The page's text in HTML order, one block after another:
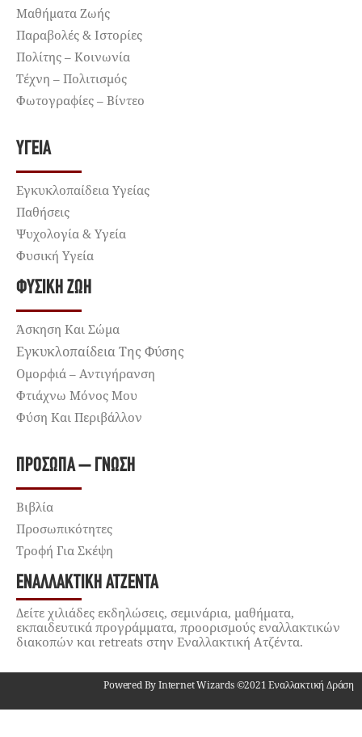
Μαθήματα Ζωής
Παραβολές & Ιστορίες
Πολίτης – Κοινωνία
Τέχνη – Πολιτισμός
Φωτογραφίες – Βίντεο
ΥΓΕΊΑ
Εγκυκλοπαίδεια Υγείας
Παθήσεις
Ψυχολογία & Υγεία
Φυσική Υγεία
ΦΥΣΙΚΉ ΖΩΉ
Άσκηση Και Σώμα
Εγκυκλοπαίδεια Της Φύσης
Ομορφιά – Αντιγήρανση
Φτιάχνω Μόνος Μου
Φύση Και Περιβάλλον
ΠΡΌΣΩΠΑ – ΓΝΏΣΗ
Βιβλία
Προσωπικότητες
Τροφή Για Σκέψη
ΕΝΑΛΛΑΚΤΙΚΉ ΑΤΖΈΝΤΑ
Δείτε χιλιάδες εκδηλώσεις, σεμινάρια, μαθήματα,
εκπαιδευτικά προγράμματα, προορισμούς εναλλακτικών
διακοπών και retreats στην Εναλλακτική Ατζέντα.
Powered By Internet Wizards ©2021 Εναλλακτική Δράση